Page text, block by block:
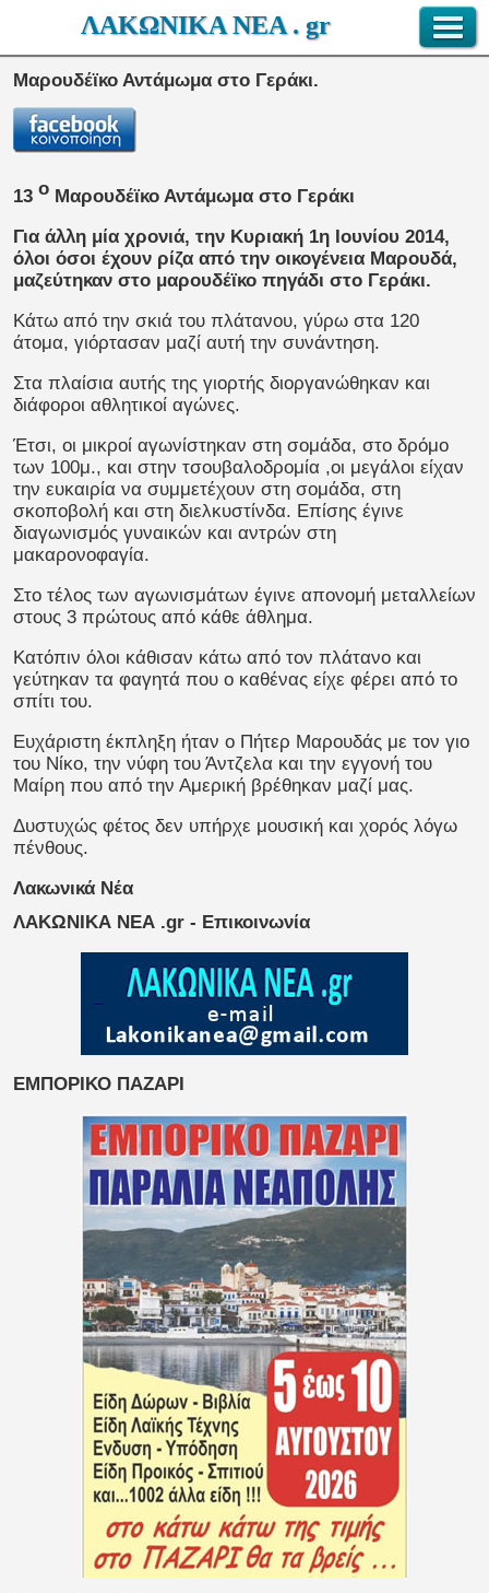
ΛΑΚΩΝΙΚΑ ΝΕΑ . gr
Μαρουδέϊκο Αντάμωμα στο Γεράκι.
13 ο Μαρουδέϊκο Αντάμωμα στο Γεράκι
Για άλλη μία χρονιά, την Κυριακή 1η Ιουνίου 2014,
όλοι όσοι έχουν ρίζα από την οικογένεια Μαρουδά,
μαζεύτηκαν στο μαρουδέϊκο πηγάδι στο Γεράκι.
Κάτω από την σκιά του πλάτανου, γύρω στα 120
άτομα, γιόρτασαν μαζί αυτή την συνάντηση.
Στα πλαίσια αυτής της γιορτής διοργανώθηκαν και
διάφοροι αθλητικοί αγώνες.
Έτσι, οι μικροί αγωνίστηκαν στη σομάδα, στο δρόμο
των 100μ., και στην τσουβαλοδρομία ,οι μεγάλοι είχαν
την ευκαιρία να συμμετέχουν στη σομάδα, στη
σκοποβολή και στη διελκυστίνδα. Επίσης έγινε
διαγωνισμός γυναικών και αντρών στη
μακαρονοφαγία.
Στο τέλος των αγωνισμάτων έγινε απονομή μεταλλείων
στους 3 πρώτους από κάθε άθλημα.
Κατόπιν όλοι κάθισαν κάτω από τον πλάτανο και
γεύτηκαν τα φαγητά που ο καθένας είχε φέρει από το
σπίτι του.
Ευχάριστη έκπληξη ήταν ο Πήτερ Μαρουδάς με τον γιο
του Νίκο, την νύφη του Άντζελα και την εγγονή του
Μαίρη που από την Αμερική βρέθηκαν μαζί μας.
Δυστυχώς φέτος δεν υπήρχε μουσική και χορός λόγω
πένθους.
Λακωνικά Νέα
ΛΑΚΩΝΙΚΑ ΝΕΑ .gr - Επικοινωνία
ΕΜΠΟΡΙΚΟ ΠΑΖΑΡΙ